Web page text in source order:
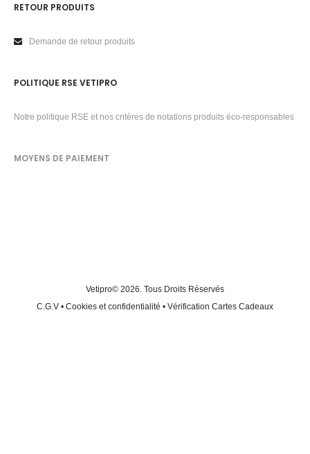
RETOUR PRODUITS
Demande de retour produits
POLITIQUE RSE VETIPRO
Notre politique RSE et nos critères de notations produits éco-responsables
MOYENS DE PAIEMENT
Vetipro© 2026. Tous Droits Réservés
C.G.V • Cookies et confidentialité • Vérification Cartes Cadeaux